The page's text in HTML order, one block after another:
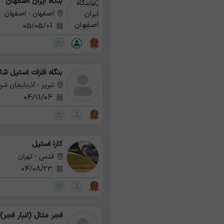
اصفهان - اصفهان
بنگاه فلزات استیل
تبریز - آذربایجان
کارا استیل
قدس - تهران
فجر متال (انبار فجر)